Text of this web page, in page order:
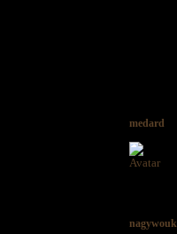
medard
nagywouk